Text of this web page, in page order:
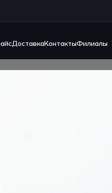
ДоставкаКонтактыФилиалы